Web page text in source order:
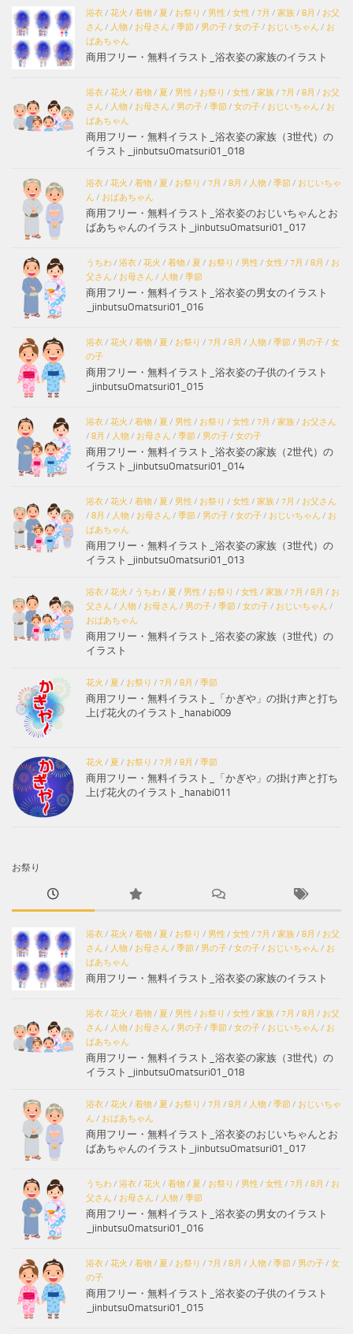
浴衣/ 花火 / 着物/ 夏 / お祭り / 男性 / 女性 / 7月 / 家族/ 8月 / お父
さん / 人物/ お母さん / 季節/ 男の子/ 女の子/ おじいちゃん / お
ばあちゃん
商用フリー・無料イラスト_浴衣姿の家族のイラスト
浴衣/ 花火 / 着物/ 夏 / 男性 / お祭り / 女性 / 家族/ 7月 / 8月 / お父
さん / 人物/ お母さん / 男の子/ 季節/ 女の子/ おじいちゃん / お
ばあちゃん
商用フリー・無料イラスト_浴衣姿の家族（3世代）の
イラスト_jinbutsuOmatsuri01_018
浴衣/ 花火 / 着物/ 夏 / お祭り / 7月 / 8月 / 人物/ 季節/ おじいちゃ
ん / おばあちゃん
商用フリー・無料イラスト_浴衣姿のおじいちゃんとお
ばあちゃんのイラスト_jinbutsuOmatsuri01_017
うちわ/ 浴衣/ 花火 / 着物/ 夏 / お祭り / 男性 / 女性 / 7月 / 8月 / お
父さん / お母さん / 人物/ 季節
商用フリー・無料イラスト_浴衣姿の男女のイラスト
_jinbutsuOmatsuri01_016
浴衣/ 花火 / 着物/ 夏 / お祭り / 7月 / 8月 / 人物/ 季節/ 男の子/ 女
の子
商用フリー・無料イラスト_浴衣姿の子供のイラスト
_jinbutsuOmatsuri01_015
浴衣/ 花火 / 着物/ 夏 / 男性 / お祭り / 女性 / 7月 / 家族/ お父さん
/ 8月 / 人物/ お母さん / 季節/ 男の子/ 女の子
商用フリー・無料イラスト_浴衣姿の家族（2世代）の
イラスト_jinbutsuOmatsuri01_014
浴衣/ 花火 / 着物/ 夏 / 男性 / お祭り / 女性 / 家族/ 7月 / お父さん
/ 8月 / 人物/ お母さん / 季節/ 男の子/ 女の子/ おじいちゃん / お
ばあちゃん
商用フリー・無料イラスト_浴衣姿の家族（3世代）の
イラスト_jinbutsuOmatsuri01_013
浴衣/ 花火 / うちわ/ 夏 / 男性 / お祭り / 女性 / 家族/ 7月 / 8月 / お
父さん / 人物/ お母さん / 男の子/ 季節/ 女の子/ おじいちゃん /
おばあちゃん
商用フリー・無料イラスト_浴衣姿の家族（3世代）の
イラスト
花火 / 夏 / お祭り / 7月 / 8月 / 季節
商用フリー・無料イラスト_「かぎや」の掛け声と打ち
上げ花火のイラスト_hanabi009
花火 / 夏 / お祭り / 7月 / 8月 / 季節
商用フリー・無料イラスト_「かぎや」の掛け声と打ち
上げ花火のイラスト_hanabi011
お祭り
浴衣/ 花火 / 着物/ 夏 / お祭り / 男性 / 女性 / 7月 / 家族/ 8月 / お父
さん / 人物/ お母さん / 季節/ 男の子/ 女の子/ おじいちゃん / お
ばあちゃん
商用フリー・無料イラスト_浴衣姿の家族のイラスト
浴衣/ 花火 / 着物/ 夏 / 男性 / お祭り / 女性 / 家族/ 7月 / 8月 / お父
さん / 人物/ お母さん / 男の子/ 季節/ 女の子/ おじいちゃん / お
ばあちゃん
商用フリー・無料イラスト_浴衣姿の家族（3世代）の
イラスト_jinbutsuOmatsuri01_018
浴衣/ 花火 / 着物/ 夏 / お祭り / 7月 / 8月 / 人物/ 季節/ おじいちゃ
ん / おばあちゃん
商用フリー・無料イラスト_浴衣姿のおじいちゃんとお
ばあちゃんのイラスト_jinbutsuOmatsuri01_017
うちわ/ 浴衣/ 花火 / 着物/ 夏 / お祭り / 男性 / 女性 / 7月 / 8月 / お
父さん / お母さん / 人物/ 季節
商用フリー・無料イラスト_浴衣姿の男女のイラスト
_jinbutsuOmatsuri01_016
浴衣/ 花火 / 着物/ 夏 / お祭り / 7月 / 8月 / 人物/ 季節/ 男の子/ 女
の子
商用フリー・無料イラスト_浴衣姿の子供のイラスト
_jinbutsuOmatsuri01_015